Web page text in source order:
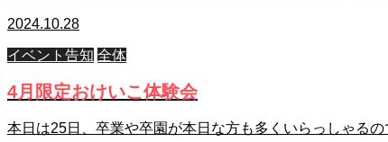
2024.10.28
イベント告知 全体
4月限定おけいこ体験会
本日は25日、卒業や卒園が本日な方も多くいらっしゃる